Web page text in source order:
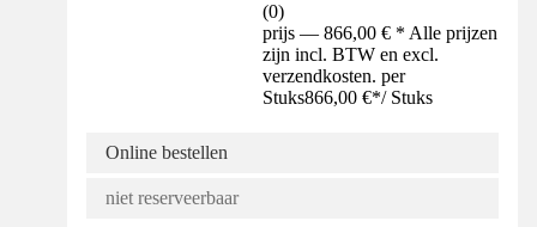
(0)
prijs — 866,00 € * Alle prijzen
zijn incl. BTW en excl.
verzendkosten. per
Stuks866,00 €*/ Stuks
Online bestellen
niet reserveerbaar